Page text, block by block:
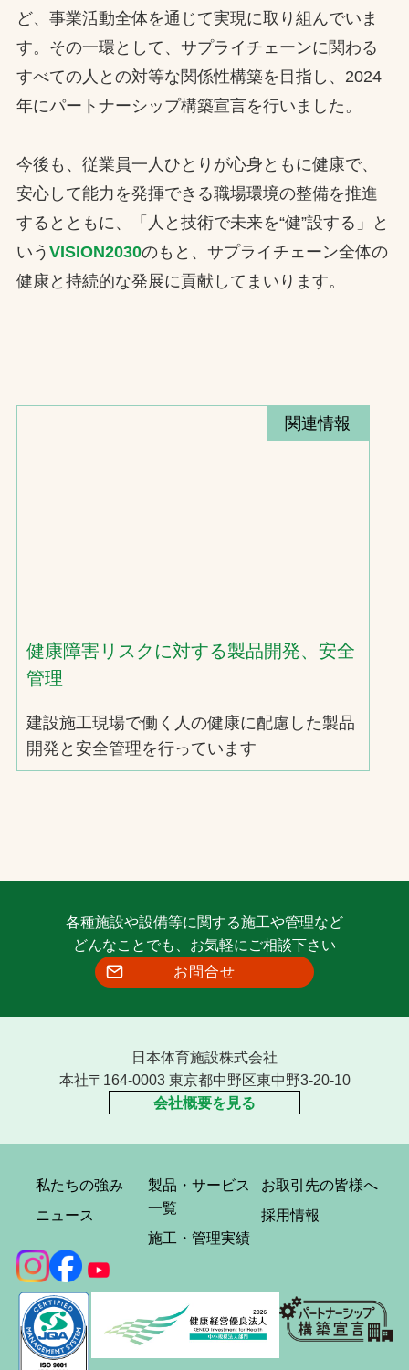
ど、事業活動全体を通じて実現に取り組んでいま
す。その一環として、サプライチェーンに関わる
すべての人との対等な関係性構築を目指し、2024
年にパートナーシップ構築宣言を行いました。
今後も、従業員一人ひとりが心身ともに健康で、
安心して能力を発揮できる職場環境の整備を推進
するとともに、「人と技術で未来を“健”設する」と
いう VISION2030のもと、サプライチェーン全体の
健康と持続的な発展に貢献してまいります。
関連情報
健康障害リスクに対する製品開発、安全
管理
建設施工現場で働く人の健康に配慮した製品
開発と安全管理を行っています
各種施設や設備等に関する施工や管理など
どんなことでも、お気軽にご相談下さい
お問合せ
日本体育施設株式会社
本社〒164-0003 東京都中野区東中野3-20-10
会社概要を見る
私たちの強み
ニュース
製品・サービス
一覧
施工・管理実績
お取引先の皆様へ
採用情報